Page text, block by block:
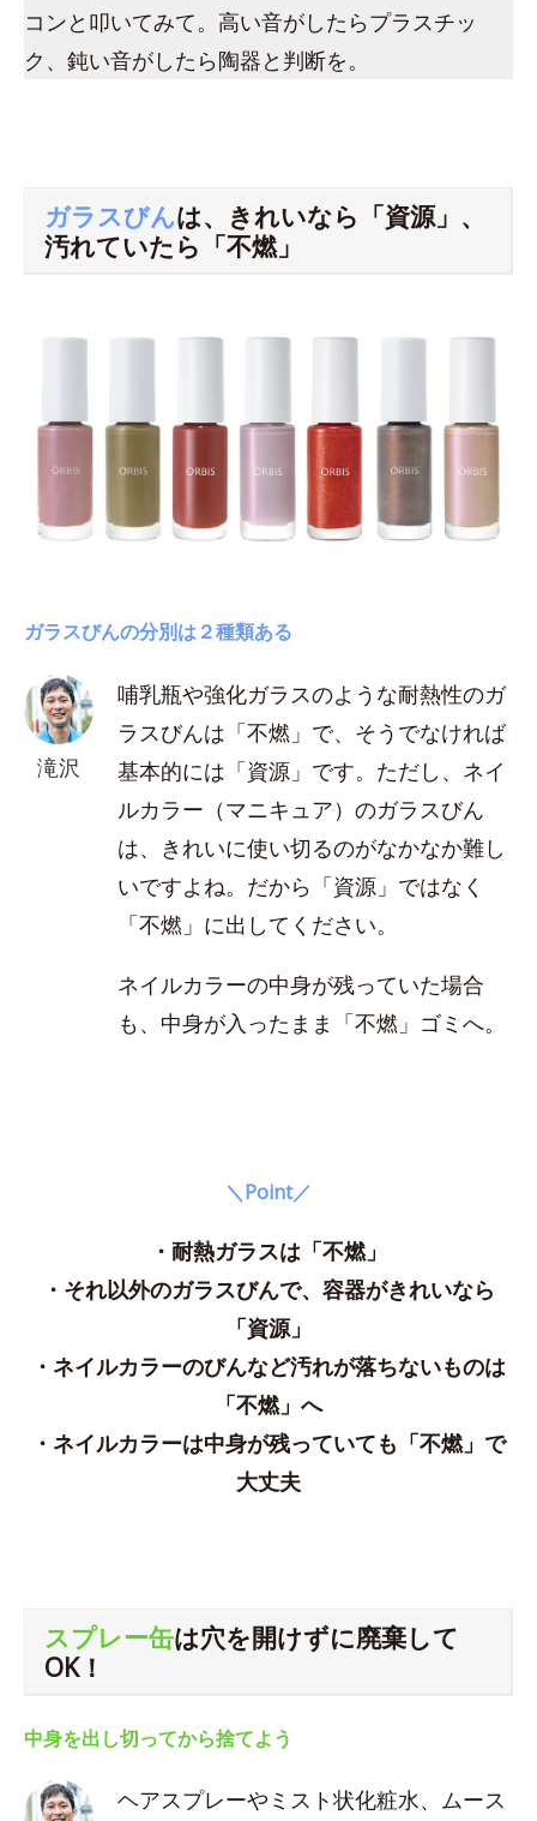
コンと叩いてみて。高い音がしたらプラスチッ
ク、鈍い音がしたら陶器と判断を。
ガラスびんは、きれいなら「資源」、
汚れていたら「不燃」
ガラスびんの分別は２種類ある
滝沢
哺乳瓶や強化ガラスのような耐熱性のガ
ラスびんは「不燃」で、そうでなければ
基本的には「資源」です。ただし、ネイ
ルカラー（マニキュア）のガラスびん
は、きれいに使い切るのがなかなか難し
いですよね。だから「資源」ではなく
「不燃」に出してください。
ネイルカラーの中身が残っていた場合
も、中身が入ったまま「不燃」ゴミへ。
＼Point／
・耐熱ガラスは「不燃」
・それ以外のガラスびんで、容器がきれいなら
「資源」
・ネイルカラーのびんなど汚れが落ちないものは
「不燃」へ
・ネイルカラーは中身が残っていても「不燃」で
大丈夫
スプレー缶は穴を開けずに廃棄して
OK！
中身を出し切ってから捨てよう
ヘアスプレーやミスト状化粧水、ムース